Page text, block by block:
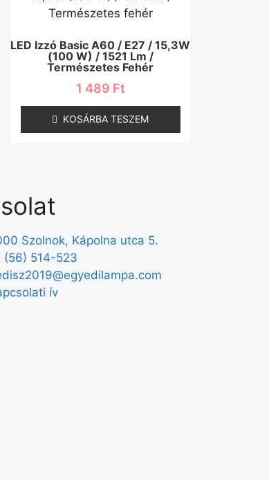
LED Izzó Basic A60 / E27 / 15,3W
(100 W) / 1521 Lm /
Természetes Fehér
1 489 Ft
KOSÁRBA TESZEM
Szolnok, Kápolna utca 5.
(56) 514-523
ív